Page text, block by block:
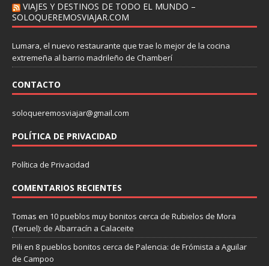
VIAJES Y DESTINOS DE TODO EL MUNDO –
SOLOQUEREMOSVIAJAR.COM
Lumara, el nuevo restaurante que trae lo mejor de la cocina
extremeña al barrio madrileño de Chamberí
CONTACTO
soloqueremosviajar@gmail.com
POLÍTICA DE PRIVACIDAD
Política de Privacidad
COMENTARIOS RECIENTES
Tomas en 10 pueblos muy bonitos cerca de Rubielos de Mora
(Teruel): de Albarracín a Calaceite
Pili en 8 pueblos bonitos cerca de Palencia: de Frómista a Aguilar
de Campoo